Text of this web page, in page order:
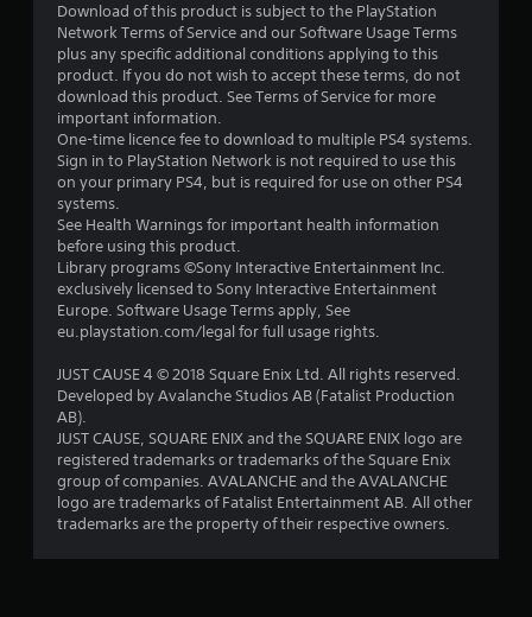
а
о
с
н
і
7
1
о
ц
Download of this product is subject to the PlayStation
Network Terms of Service and our Software Usage Terms
plus any specific additional conditions applying to this
product. If you do not wish to accept these terms, do not
download this product. See Terms of Service for more
important information.
One-time licence fee to download to multiple PS4 systems.
Sign in to PlayStation Network is not required to use this
on your primary PS4, but is required for use on other PS4
systems.
See Health Warnings for important health information
before using this product.
Library programs ©Sony Interactive Entertainment Inc.
exclusively licensed to Sony Interactive Entertainment
Europe. Software Usage Terms apply, See
eu.playstation.com/legal for full usage rights.
JUST CAUSE 4 © 2018 Square Enix Ltd. All rights reserved.
Developed by Avalanche Studios AB (Fatalist Production
AB).
JUST CAUSE, SQUARE ENIX and the SQUARE ENIX logo are
registered trademarks or trademarks of the Square Enix
group of companies. AVALANCHE and the AVALANCHE
logo are trademarks of Fatalist Entertainment AB. All other
trademarks are the property of their respective owners.